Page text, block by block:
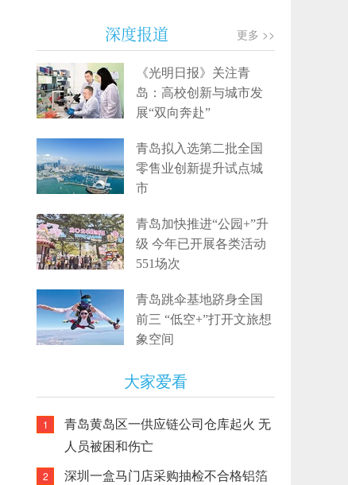
深度报道 更多 >>
《光明日报》关注青
岛：高校创新与城市发
展“双向奔赴”
青岛拟入选第二批全国
零售业创新提升试点城
市
青岛加快推进“公园+”升
级 今年已开展各类活动
551场次
青岛跳伞基地跻身全国
前三 “低空+”打开文旅想
象空间
大家爱看
1
青岛黄岛区一供应链公司仓库起火 无
人员被困和伤亡
2
深圳一盒马门店采购抽检不合格铝箔